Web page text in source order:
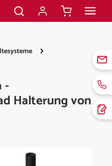
-
Halterung von